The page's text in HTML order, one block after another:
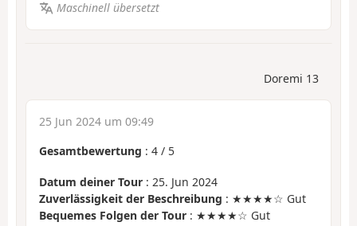
Maschinell übersetzt
Doremi 13
25 Jun 2024 um 09:49
Gesamtbewertung : 4 / 5
Datum deiner Tour : 25. Jun 2024
Zuverlässigkeit der Beschreibung : ★★★★☆ Gut
Bequemes Folgen der Tour : ★★★★☆ Gut